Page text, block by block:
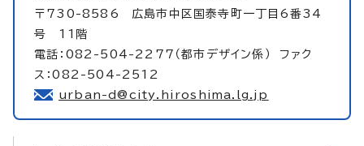
〒730-8586 広島市中区国泰寺町一丁目6番34
号 11階
電話：082-504-2277（都市デザイン係） ファク
ス：082-504-2512
urban-d@city.hiroshima.lg.jp